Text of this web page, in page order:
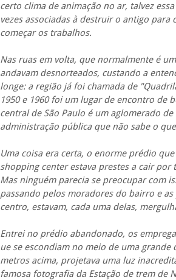
certo clima de animação no ar, talvez
vezes associadas à destruir o antigo
começar os trabalhos.
Nas ruas em volta, que normalmente é
andavam desnorteados, custando a
longe: a região já foi chamada de
1950 e 1960 foi um lugar de encontro de
central de São Paulo é um aglomerado
administração pública que não sabe o
Uma coisa era certa, o enorme prédio
shopping center estava prestes a cair
Mas ninguém parecia se preocupar com
passando pelos moradores do bairro e
centro, estavam, cada uma delas,
Entrei no prédio abandonado, os
ue se escondiam no meio de uma
metros acima, projetava uma luz
famosa fotografia da Estação de trem de